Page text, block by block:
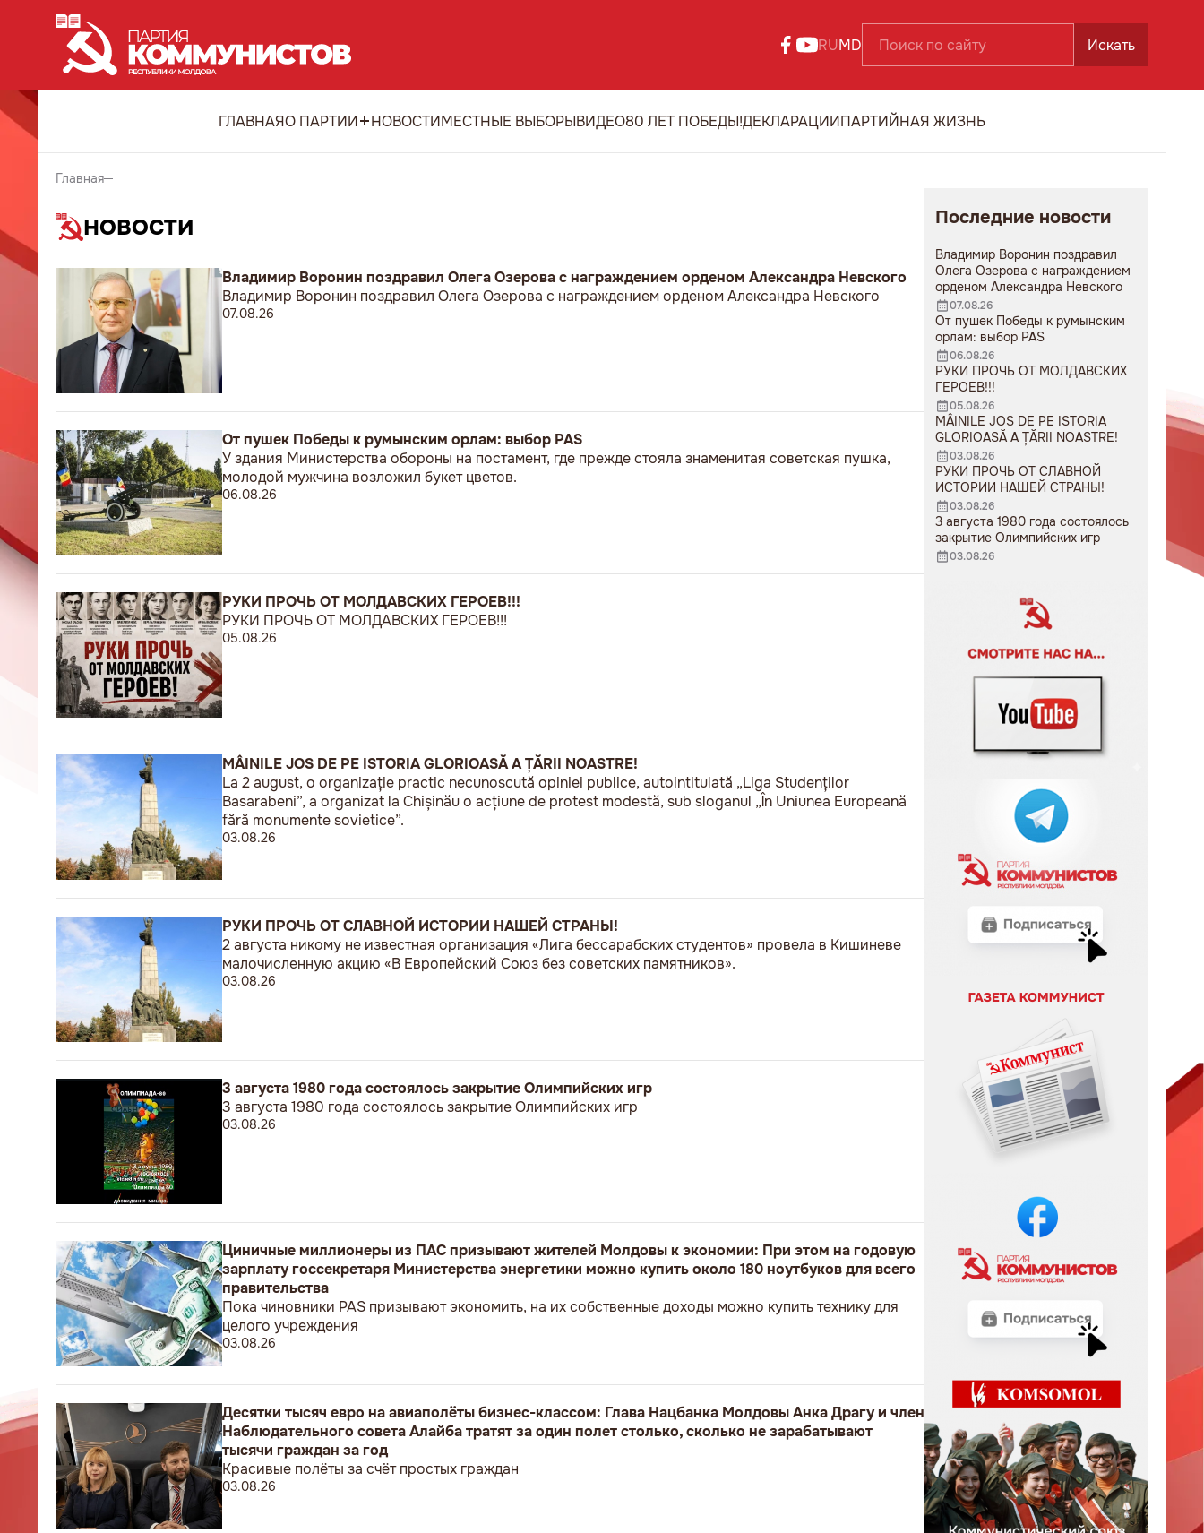
RUMD Искать
ГЛАВНАЯО ПАРТИИ НОВОСТИМЕСТНЫЕ ВЫБОРЫВИДЕО80 ЛЕТ ПОБЕДЫ!ДЕКЛАРАЦИИПАРТИЙНАЯ ЖИЗНЬ
Главная
НОВОСТИ
Владимир Воронин поздравил Олега Озерова с награждением орденом Александра Невского
Владимир Воронин поздравил Олега Озерова с награждением орденом Александра Невского
07.08.26
От пушек Победы к румынским орлам: выбор PAS
У здания Министерства обороны на постамент, где прежде стояла знаменитая советская пушка,
молодой мужчина возложил букет цветов.
06.08.26
РУКИ ПРОЧЬ ОТ МОЛДАВСКИХ ГЕРОЕВ!!!
РУКИ ПРОЧЬ ОТ МОЛДАВСКИХ ГЕРОЕВ!!!
05.08.26
MÂINILE JOS DE PE ISTORIA GLORIOASĂ A ȚĂRII NOASTRE!
La 2 august, o organizație practic necunoscută opiniei publice, autointitulată „Liga Studenților
Basarabeni”, a organizat la Chișinău o acțiune de protest modestă, sub sloganul „În Uniunea Europeană
fără monumente sovietice”.
03.08.26
РУКИ ПРОЧЬ ОТ СЛАВНОЙ ИСТОРИИ НАШЕЙ СТРАНЫ!
2 августа никому не известная организация «Лига бессарабских студентов» провела в Кишиневе
малочисленную акцию «В Европейский Союз без советских памятников».
03.08.26
3 августа 1980 года состоялось закрытие Олимпийских игр
3 августа 1980 года состоялось закрытие Олимпийских игр
03.08.26
Циничные миллионеры из ПАС призывают жителей Молдовы к экономии: При этом на годовую
зарплату госсекретаря Министерства энергетики можно купить около 180 ноутбуков для всего
правительства
Пока чиновники PAS призывают экономить, на их собственные доходы можно купить технику для
целого учреждения
03.08.26
Десятки тысяч евро на авиаполёты бизнес-классом: Глава Нацбанка Молдовы Анка Драгу и член
Наблюдательного совета Алайба тратят за один полет столько, сколько не зарабатывают
тысячи граждан за год
Красивые полёты за счёт простых граждан
03.08.26
Последние новости
Владимир Воронин поздравил
Олега Озерова с награждением
орденом Александра Невского
07.08.26
От пушек Победы к румынским
орлам: выбор PAS
06.08.26
РУКИ ПРОЧЬ ОТ МОЛДАВСКИХ
ГЕРОЕВ!!!
05.08.26
MÂINILE JOS DE PE ISTORIA
GLORIOASĂ A ȚĂRII NOASTRE!
03.08.26
РУКИ ПРОЧЬ ОТ СЛАВНОЙ
ИСТОРИИ НАШЕЙ СТРАНЫ!
03.08.26
3 августа 1980 года состоялось
закрытие Олимпийских игр
03.08.26